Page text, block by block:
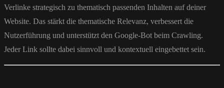
Verlinke strategisch zu thematisch passenden Inhalten auf deiner
Website. Das stärkt die thematische Relevanz, verbessert die
Nutzerführung und unterstützt den Google-Bot beim Crawling.
Jeder Link sollte dabei sinnvoll und kontextuell eingebettet sein.